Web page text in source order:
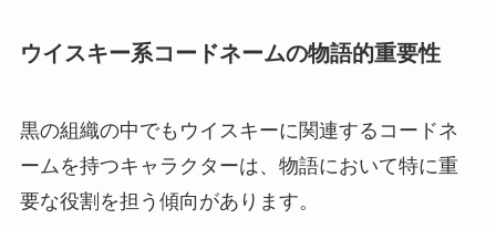
ウイスキー系コードネームの物語的重要性
黒の組織の中でもウイスキーに関連するコードネ
ームを持つキャラクターは、物語において特に重
要な役割を担う傾向があります。